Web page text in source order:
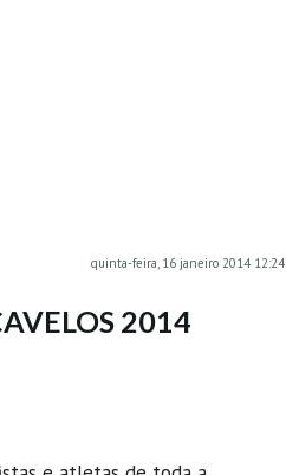
quinta-feira, 16 janeiro 2014 12:24
2014